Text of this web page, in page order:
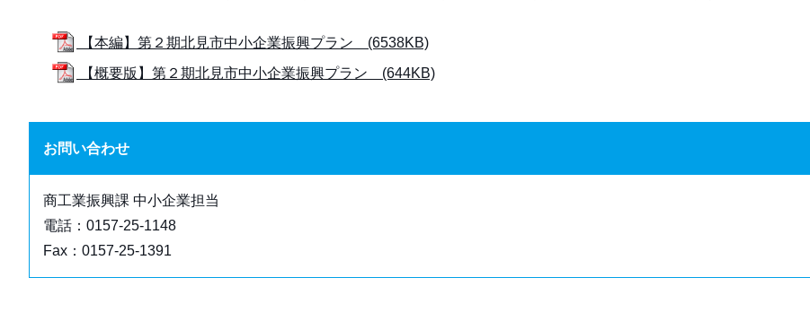
【本編】第２期北見市中小企業振興プラン (6538KB)
【概要版】第２期北見市中小企業振興プラン (644KB)
お問い合わせ
商工業振興課 中小企業担当
電話：0157-25-1148
Fax：0157-25-1391